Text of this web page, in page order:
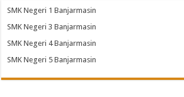
SMK Negeri 1 Banjarmasin
SMK Negeri 3 Banjarmasin
SMK Negeri 4 Banjarmasin
SMK Negeri 5 Banjarmasin